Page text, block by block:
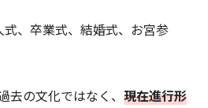
、卒業式、結婚式、お宮参
去の文化ではなく、 現在進行形